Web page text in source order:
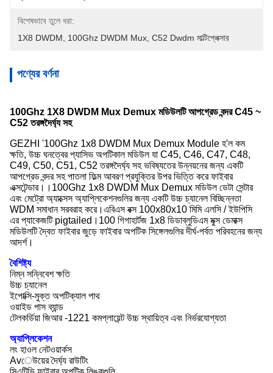
বিশেষভাবে তুলে ধরা:
1X8 DWDM
100Ghz DWDM Mux C52 Dwdm মাল্টিপ্লেক্সার
পণ্যের বর্ণনা
100Ghz 1X8 DWDM Mux Demux মডিউলটি আপগ্রেড বন্দর C45 ~
C52 তরঙ্গদৈর্ঘ্য সহ
GEZHI '100Ghz 1x8 DWDM Mux Demux Module হ'ল কম
ক্ষতি, উচ্চ ঘনত্বের প্যাসিভ অপটিকাল মডিউল যা C45, C46, ​​C47, C48,
C49, C50, C51, C52 তরঙ্গদৈর্ঘ্য সহ ভবিষ্যতের উন্নয়নের জন্য একটি
আপগ্রেড বন্দর সহ পাতলা ফিল্ম আবরণ প্রযুক্তির উপর ভিত্তি করে ফাইবার
এক্সটেন্ডার।।100Ghz 1x8 DWDM Mux Demux মডিউল ডেটা সেন্টার
এবং মেট্রো অ্যাক্সেস অ্যাপ্লিকেশনগুলির জন্য একটি উচ্চ চ্যানেল বিচ্ছিন্নতা
WDM সমাধান সরবরাহ করে।এবিএস বক্স 100x80x10 মিমি এলসি / ইউপিসি
এর প্যাকেজটি pigtailed।100 গিগাহার্টজ 1x8 ডিডাব্লুডিএম মুক্স ডেমাক্স
মডিউলটি দ্বৈত ফাইবার জুড়ে ফাইবার অপটিক সিঙ্গেলগুলির দীর্ঘ-পর্বত পরিবহনের জন্য
আদর্শ।
বৈশিষ্ট্য
নিম্ন সন্নিবেশ ক্ষতি
উচ্চ চ্যানেল
ইপোক্সি-মুক্ত অপটিক্যাল পাথ
ওয়াইড পাস ব্যান্ড
টেলকর্ডিয়া জিআর -1221 কমপ্লায়েন্ট উচ্চ স্থায়িত্ব এবং নির্ভরযোগ্যতা
অ্যাপ্লিকেশন
লং হাওল নেটওয়ার্কস
Avেউয়ের দৈর্ঘ্য রাউটিং